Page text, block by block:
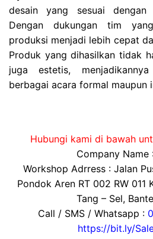
desain yang sesuai
Dengan dukungan tim
produksi menjadi lebih cepat
Produk yang dihasilkan tidak
juga estetis,
berbagai acara formal maupun
Hubungi kami di bawah
Company Name
Workshop Adrress : Jalan
Pondok Aren RT 002 RW 011
Tang – Sel,
Call / SMS / Whatsapp :
https://bit.ly/